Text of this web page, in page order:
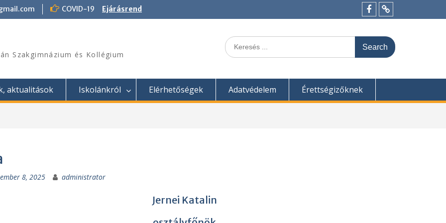
COVID-19
Ejárásrend
MenüFelvételi
Szakgimnázium és Kollégium
Search
for:
aktualitások Iskolánkról Elérhetőségek Adatvédelem Érettségizőknek
8, 2025 administrator
Jernei Katalin